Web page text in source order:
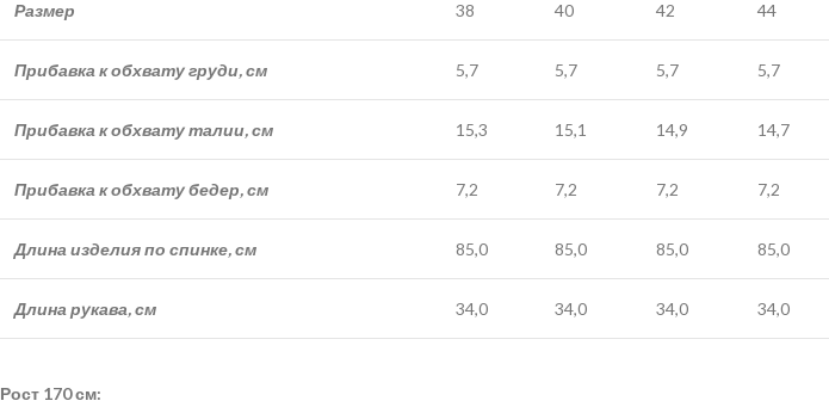
Размер 38 40 42 44
Прибавка к обхвату груди, см 5,7 5,7 5,7 5,7
Прибавка к обхвату талии, см 15,3 15,1 14,9 14,7
Прибавка к обхвату бедер, см 7,2 7,2 7,2 7,2
Длина изделия по спинке, см 85,0 85,0 85,0 85,0
Длина рукава, см 34,0 34,0 34,0 34,0
Рост 170 см: